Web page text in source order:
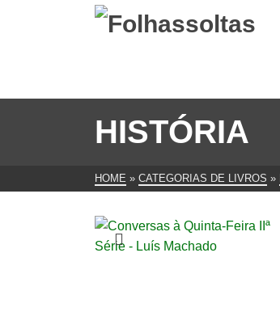
HISTÓRIA
HOME » CATEGORIAS DE LIVROS »